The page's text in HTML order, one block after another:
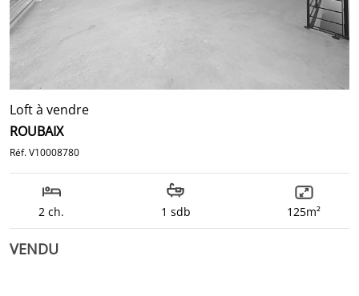
Loft à vendre
ROUBAIX
Réf. V10008780
2 ch. 1 sdb 125m²
VENDU